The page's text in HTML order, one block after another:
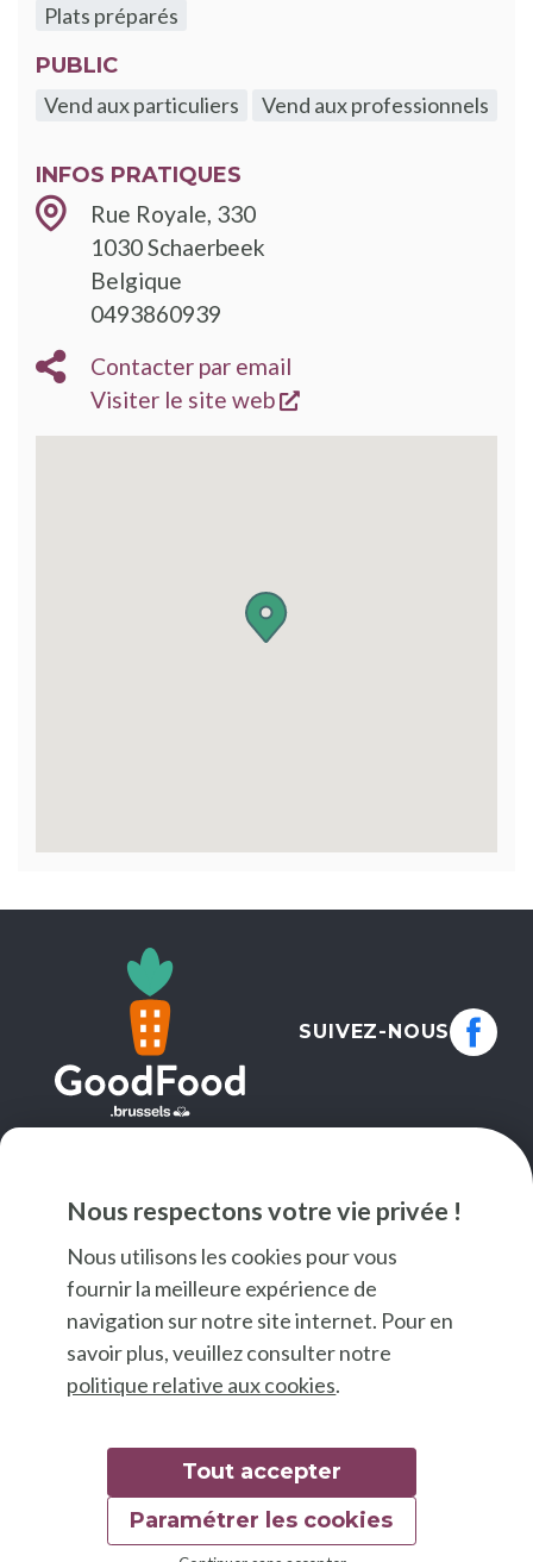
Nous respectons votre vie privée !
Nous utilisons les cookies pour vous
fournir la meilleure expérience de
navigation sur notre site internet. Pour en
savoir plus, veuillez consulter notre
politique relative aux cookies.
Tout accepter
Paramétrer les cookies
Plats préparés
PUBLIC
Vend aux particuliers
Vend aux professionnels
INFOS PRATIQUES
Rue Royale, 330
1030Schaerbeek
Belgique
0493860939
Contacter par email
Visiter le site web
s'ouvre dans une
SUIVEZ-NOUS
© 2026 Good Food